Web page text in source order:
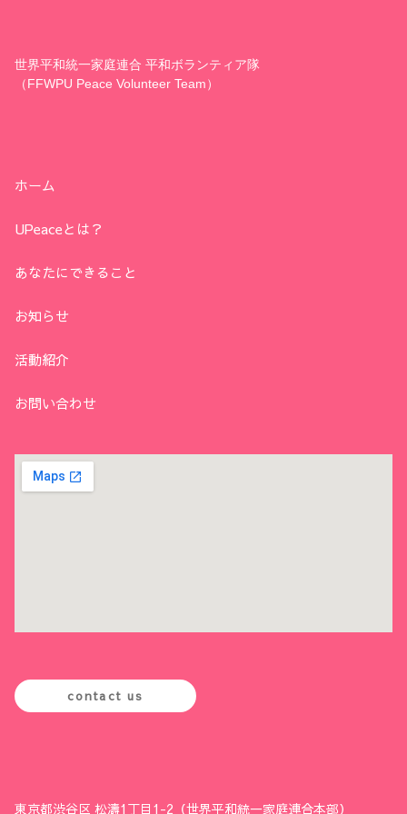
世界平和統一家庭連合 平和ボランティア隊
（FFWPU Peace Volunteer Team）
ホーム
UPeaceとは？
あなたにできること
お知らせ
活動紹介
お問い合わせ
contact us
東京都渋谷区 松濤1丁目1-2（世界平和統一家庭連合本部）